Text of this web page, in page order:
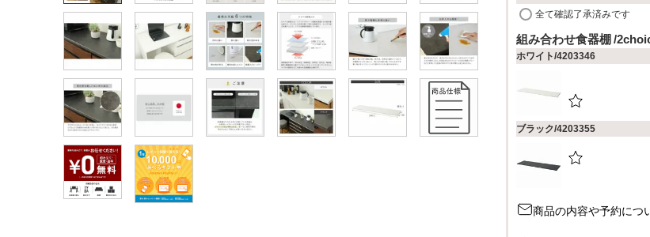
全て確認了承済みです
組み合わせ食器棚
ホワイト/4203346
ブラック/4203355
商品の内容や予約につ